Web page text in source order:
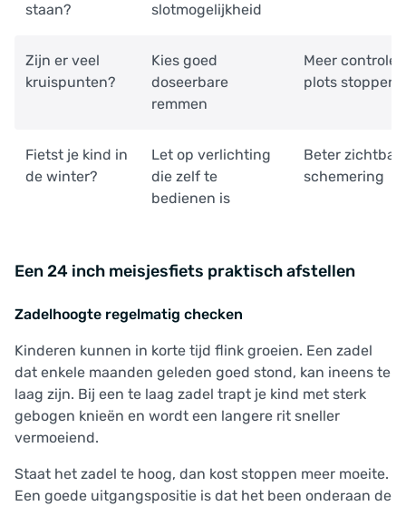
staan?
slotmogelijkheid
Zijn er veel
kruispunten?
Kies goed
doseerbare
remmen
Meer controle
plots stoppen
Fietst je kind in
de winter?
Let op verlichting
die zelf te
bedienen is
Beter
schemering
Een 24 inch meisjesfiets praktisch afstellen
Zadelhoogte regelmatig checken
Kinderen kunnen in korte tijd flink groeien. Een zadel
dat enkele maanden geleden goed stond, kan ineens te
laag zijn. Bij een te laag zadel trapt je kind met sterk
gebogen knieën en wordt een langere rit sneller
vermoeiend.
Staat het zadel te hoog, dan kost stoppen meer moeite.
Een goede uitgangspositie is dat het been onderaan de